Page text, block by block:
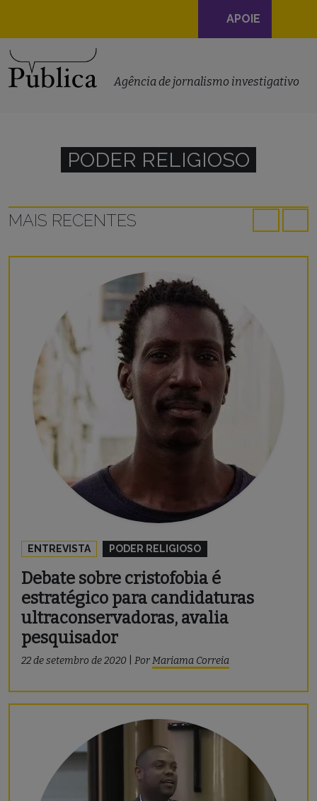
Navegação
principal
APOIE
Agência de jornalismo investigativo
PODER RELIGIOSO
MAIS RECENTES
ENTREVISTA PODER RELIGIOSO
Debate sobre cristofobia é
estratégico para candidaturas
ultraconservadoras, avalia
pesquisador
22 de setembro de 2020 PorMariama Correia